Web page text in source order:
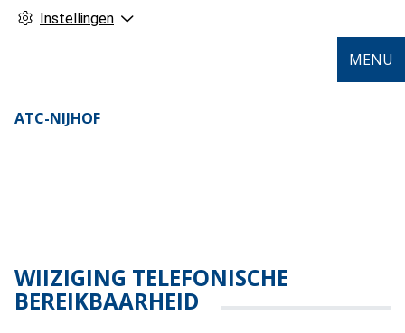
Instellingen
ATC-NIJHOF
MENU
WIJZIGING TELEFONISCHE
BEREIKBAARHEID